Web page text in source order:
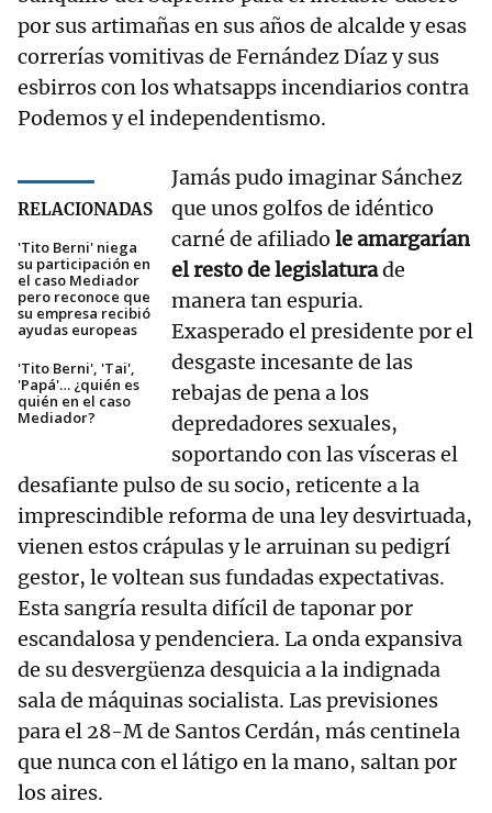
por sus artimañas en sus años de alcalde y esas
correrías vomitivas de Fernández Díaz y sus
esbirros con los whatsapps incendiarios contra
Podemos y el independentismo.
RELACIONADAS
'Tito Berni' niega
su participación en
el caso Mediador
pero reconoce que
su empresa recibió
ayudas europeas
'Tito Berni', 'Tai',
'Papá'… ¿quién es
quién en el caso
Mediador?
Jamás pudo imaginar Sánchez
que unos golfos de idéntico
carné de afiliado le amargarían
el resto de legislaturade
manera tan espuria.
Exasperado el presidente por el
desgaste incesante de las
rebajas de pena a los
depredadores sexuales,
soportando con las vísceras el
desafiante pulso de su socio, reticente a la
imprescindible reforma de una ley desvirtuada,
vienen estos crápulas y le arruinan su pedigrí
gestor, le voltean sus fundadas expectativas.
Esta sangría resulta difícil de taponar por
escandalosa y pendenciera. La onda expansiva
de su desvergüenza desquicia a la indignada
sala de máquinas socialista. Las previsiones
para el 28-M de Santos Cerdán, más centinela
que nunca con el látigo en la mano, saltan por
los aires.